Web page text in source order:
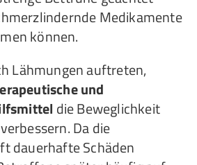
Medikamente
können.
Lähmungen auftreten,
und
die Beweglichkeit
Da die
dauerhafte Schäden